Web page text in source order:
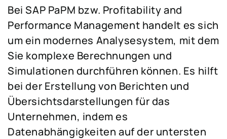
Bei SAP PaPM bzw. Profitability and
Performance Management handelt es sich
um ein modernes Analysesystem, mit dem
Sie komplexe Berechnungen und
Simulationen durchführen können. Es hilft
bei der Erstellung von Berichten und
Übersichtsdarstellungen für das
Unternehmen, indem es
Datenabhängigkeiten auf der untersten